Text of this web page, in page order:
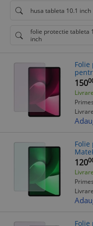
husa tableta 10.1 inch
folie protectie tableta
inch
Inch,
150
Livrare
120
Livrare